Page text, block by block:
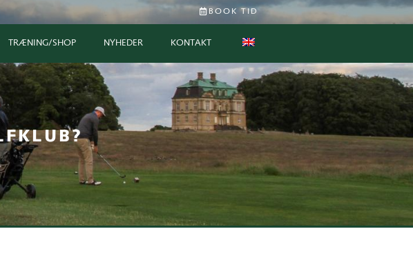
BOOK TID
TRÆNING/SHOP NYHEDER KONTAKT